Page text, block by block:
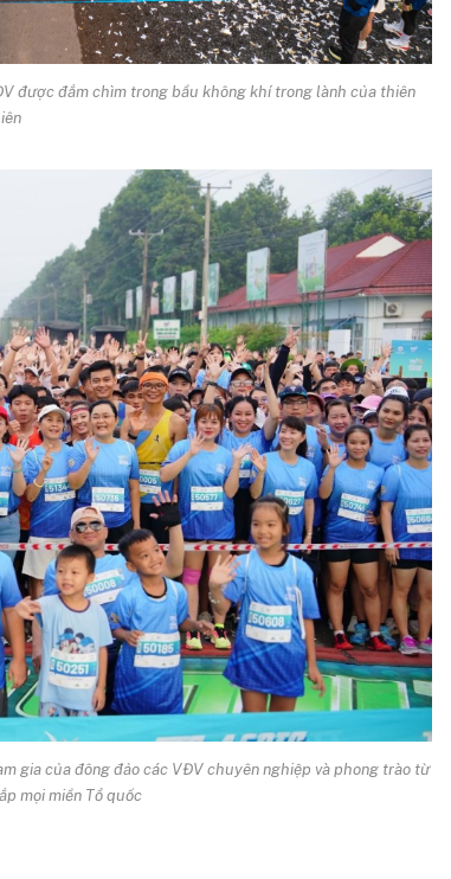
được đắm chìm trong bầu không khí trong lành của thiên
gia của đông đảo các VĐV chuyên nghiệp và phong trào từ
mọi miền Tổ quốc